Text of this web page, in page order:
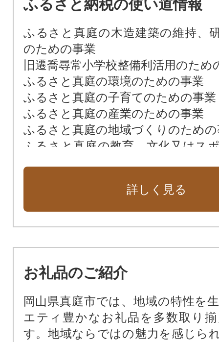
ふるさと納税の使い道情報
ふるさと真庭の木造建築の維持、
のための事業
旧遷喬尋常小学校整備利活用のため
ふるさと真庭の環境のための事業
ふるさと真庭の子育てのための事業
ふるさと真庭の産業のための事業
ふるさと真庭の地域づくりのための
ふるさと真庭の教育、文化又はス
馬と人との共生事業
市内高等学校の学びの創造と人づ
詳しく見る
お礼品のご紹介
岡山県真庭市では、地域の特性を
エティ豊かなお礼品を多数取り
す。地域ならではの魅力を感じら